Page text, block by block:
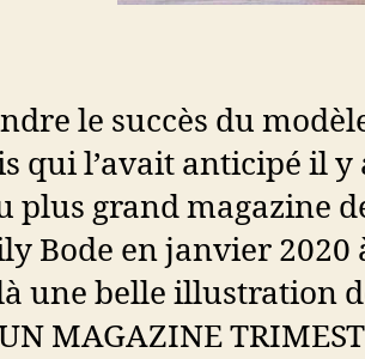
le succès du
qui l’avait anticipé il y
plus grand magazine
Bode en janvier 2020
une belle illustration
MAGAZINE